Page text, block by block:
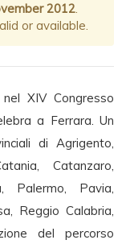
2012.
or available.
XIV Congresso
a Ferrara. Un
di Agrigento,
Catanzaro,
Palermo, Pavia,
Reggio Calabria,
del percorso